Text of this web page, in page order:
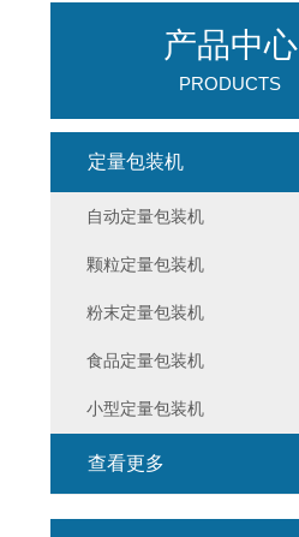
产品中心
PRODUCTS
定量包装机
自动定量包装机
颗粒定量包装机
粉末定量包装机
食品定量包装机
小型定量包装机
查看更多